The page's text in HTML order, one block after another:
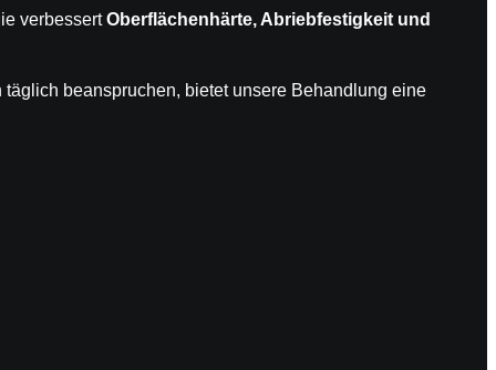
verbessertOberflächenhärte, Abriebfestigkeit und
beanspruchen, bietet unsere Behandlung eine